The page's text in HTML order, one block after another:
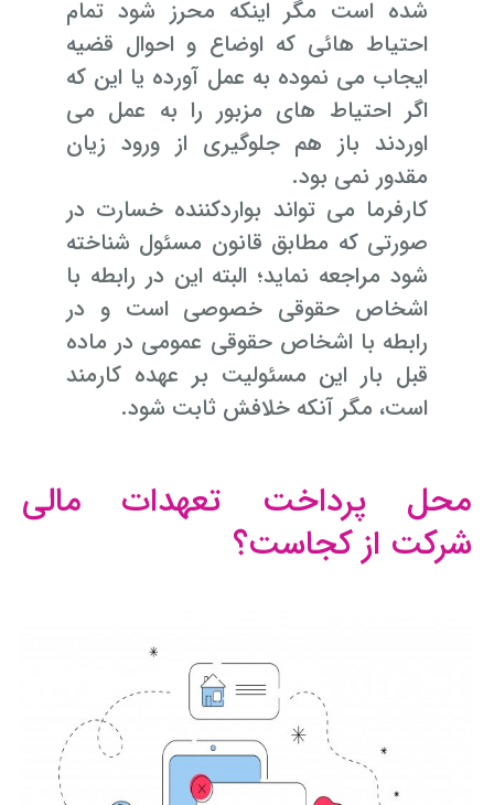
شده است مگر اینکه محرز شود تمام
احتیاط هائی که اوضاع و احوال قضیه
ایجاب می نموده به عمل آورده یا این که
اگر‌ احتیاط های مزبور را به عمل می
اوردند باز هم جلوگیری از ورود زیان
مقدور نمی ‌بود.
کارفرما می تواند بواردکننده خسارت در
صورتی که مطابق قانون ‌مسئول شناخته
شود مراجعه نماید؛ البته این در رابطه با
اشخاص حقوقی خصوصی است و در
رابطه با اشخاص حقوقی عمومی در ماده
قبل بار این مسئولیت بر عهده کارمند
است، مگر آنکه خلافش ثابت شود.
محل پرداخت تعهدات مالی
شرکت از کجاست؟